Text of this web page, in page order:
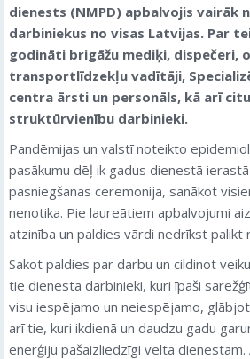
dienests (NMPD) apbalvojis vairāk
darbiniekus no visas Latvijas. Par
godināti brigāžu mediķi, dispečeri,
transportlīdzekļu vadītāji,
centra ārsti un personāls, kā arī
struktūrvienību darbinieki.
Pandēmijas un valstī noteikto
pasākumu dēļ ik gadus dienestā
pasniegšanas ceremonija, sanākot
nenotika. Pie laureātiem apbalvojumi
atzinība un paldies vārdi nedrīkst palikt
Sakot paldies par darbu un cildinot
tie dienesta darbinieki, kuri īpaši
visu iespējamo un neiespējamo,
arī tie, kuri ikdienā un daudzu gadu
enerģiju pašaizliedzīgi velta